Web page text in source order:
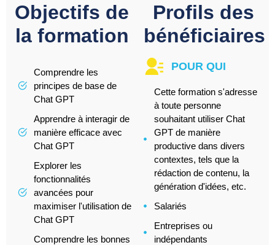
Objectifs de
la formation
Comprendre les
principes de base de
Chat GPT
Apprendre à interagir de
manière efficace avec
Chat GPT
Explorer les
fonctionnalités
avancées pour
maximiser l'utilisation de
Chat GPT
Comprendre les bonnes
Profils des
bénéficiaires
POUR QUI
Cette formation s'adresse
à toute personne
souhaitant utiliser Chat
GPT de manière
productive dans divers
contextes, tels que la
rédaction de contenu, la
génération d'idées, etc.
Salariés
Entreprises ou
indépendants